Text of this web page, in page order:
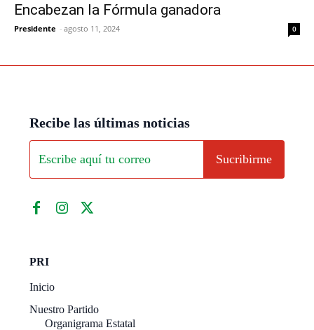
Encabezan la Fórmula ganadora
Presidente - agosto 11, 2024 0
Recibe las últimas noticias
Sucribirme
PRI
Inicio
Nuestro Partido
Organigrama Estatal